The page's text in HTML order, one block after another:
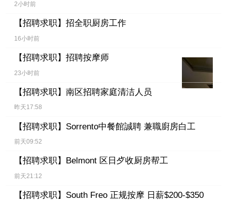
2小时前
【招聘求职】 招全职厨房工作
16小时前
【招聘求职】 招聘按摩师
23小时前
【招聘求职】 南区招聘家庭清洁人员
昨天17:58
【招聘求职】 Sorrento中餐館誠聘 兼職廚房白工
前天09:52
【招聘求职】 Belmont 区日歺收厨房帮工
前天21:12
【招聘求职】 South Freo 正规按摩 日薪$200-$350